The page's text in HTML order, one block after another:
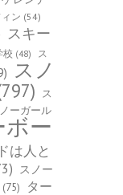
ン (54)
スキー
校 (48)
ス
スノ
ス
ーガール
ー
は人と
スノー
(75)
ター